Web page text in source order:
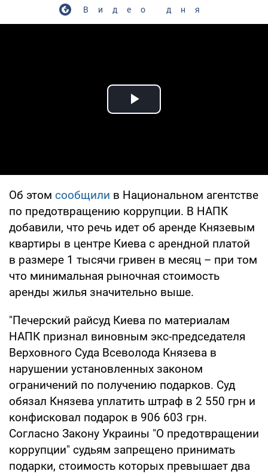
Видео дня
Play Video
Об этом сообщили в Национальном агентстве
по предотвращению коррупции. В НАПК
добавили, что речь идет об аренде Князевым
квартиры в центре Киева с арендной платой
в размере 1 тысячи гривен в месяц – при том
что минимальная рыночная стоимость
аренды жилья значительно выше.
"Печерский райсуд Киева по материалам
НАПК признал виновным экс-председателя
Верховного Суда Всеволода Князева в
нарушении установленных законом
ограничений по получению подарков. Суд
обязал Князева уплатить штраф в 2 550 грн и
конфисковал подарок в 906 603 грн.
Согласно Закону Украины "О предотвращении
коррупции" судьям запрещено принимать
подарки, стоимость которых превышает два